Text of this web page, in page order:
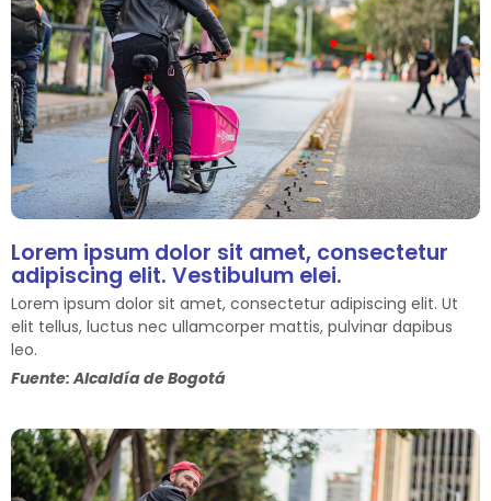
Lorem ipsum dolor sit amet, consectetur
adipiscing elit. Vestibulum elei.
Lorem ipsum dolor sit amet, consectetur adipiscing elit. Ut
elit tellus, luctus nec ullamcorper mattis, pulvinar dapibus
leo.
Fuente: Alcaldía de Bogotá